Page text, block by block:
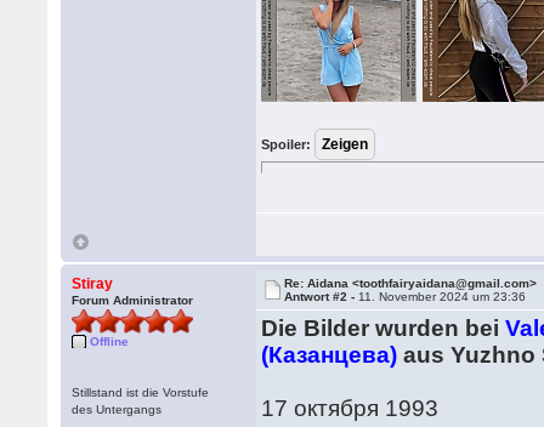
Spoiler:
Stiray
Forum Administrator
Offline
Stillstand ist die Vorstufe
des Untergangs
Re: Aidana <toothfairyaidana@gmail.com>
Antwort #2 - 11. November 2024 um 23:36
Die Bilder wurden bei
(Казанцева) aus Yuzhno
17 октября 1993